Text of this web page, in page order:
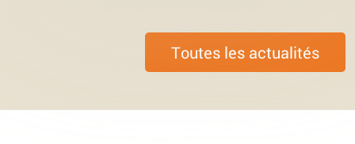
Toutes les actualités